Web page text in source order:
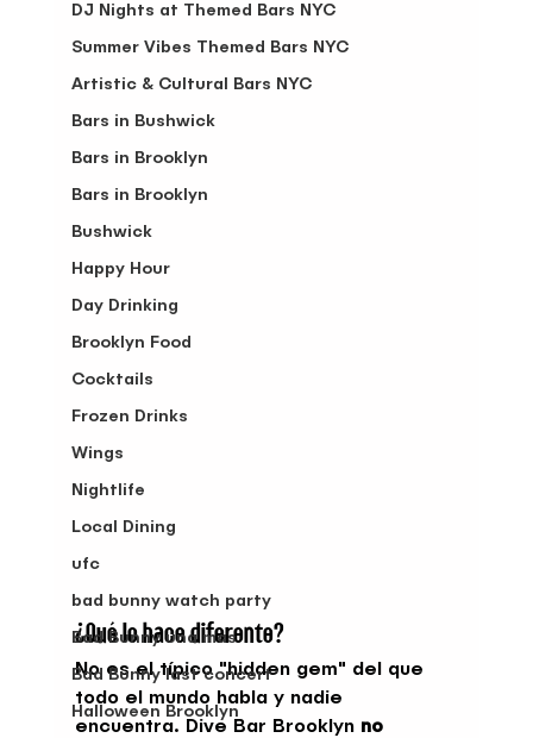
DJ Nights at Themed Bars NYC
Summer Vibes Themed Bars NYC
Artistic & Cultural Bars NYC
Bars in Bushwick
Bars in Brooklyn
Bars in Brooklyn
Bushwick
Happy Hour
Day Drinking
Brooklyn Food
Cocktails
Frozen Drinks
Wings
Nightlife
Local Dining
ufc
bad bunny watch party
Bad Bunny una mas
Bad Bunny last concert
Halloween Brooklyn
¿Qué lo hace diferente?
No es el típico "hidden gem" del que
todo el mundo habla y nadie
encuentra. Dive Bar Brooklyn no